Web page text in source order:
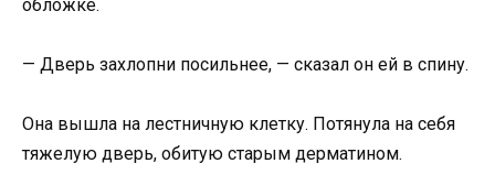
обложке.
— Дверь захлопни посильнее, — сказал он ей в спину.
Она вышла на лестничную клетку. Потянула на себя
тяжелую дверь, обитую старым дерматином.